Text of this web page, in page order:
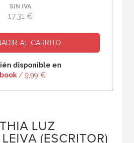
SIN IVA
17,31 €
AL CARRITO
disponible en
/ 9,99 €
LUZ
(ESCRITOR)